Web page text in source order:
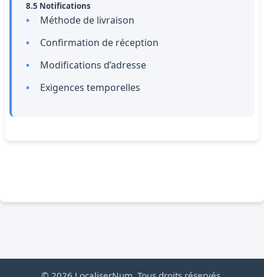
8.5 Notifications
Méthode de livraison
Confirmation de réception
Modifications d’adresse
Exigences temporelles